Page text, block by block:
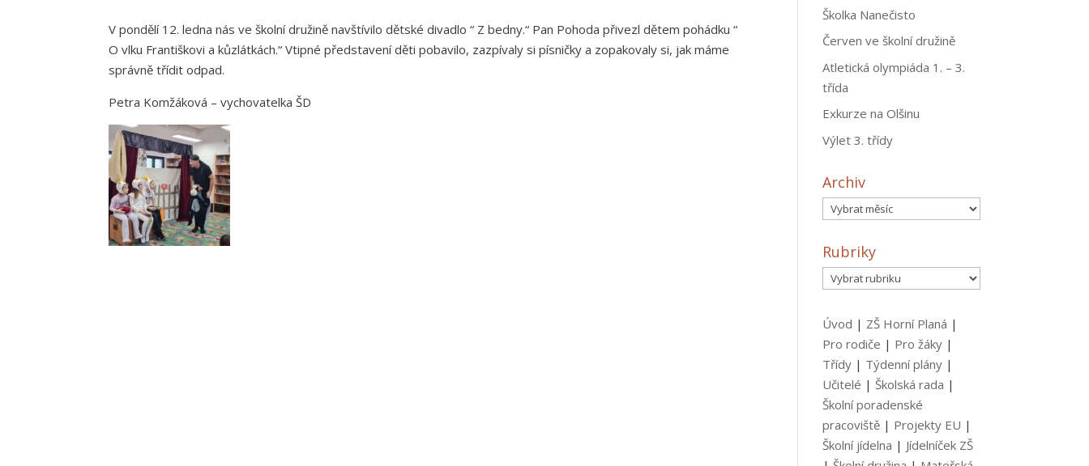
V pondělí 12. ledna nás ve školní družině navštívilo dětské divadlo “ Z bedny.“ Pan Pohoda přivezl dětem pohádku “
O vlku Františkovi a kůzlátkách.“ Vtipné představení děti pobavilo, zazpívaly si písničky a zopakovaly si, jak máme
správně třídit odpad.
Petra Komžáková – vychovatelka ŠD
Školka Nanečisto
Červen ve školní družině
Atletická olympiáda 1. – 3.
třída
Exkurze na Olšinu
Výlet 3. třídy
Archiv
Archiv
Rubriky
Rubriky
Úvod | ZŠ Horní Planá |
Pro rodiče | Pro žáky |
Třídy | Týdenní plány |
Učitelé | Školská rada |
Školní poradenské
pracoviště | Projekty EU |
Školní jídelna | Jídelníček ZŠ